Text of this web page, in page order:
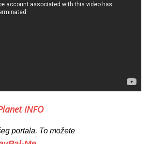
INFO
portala. To možete